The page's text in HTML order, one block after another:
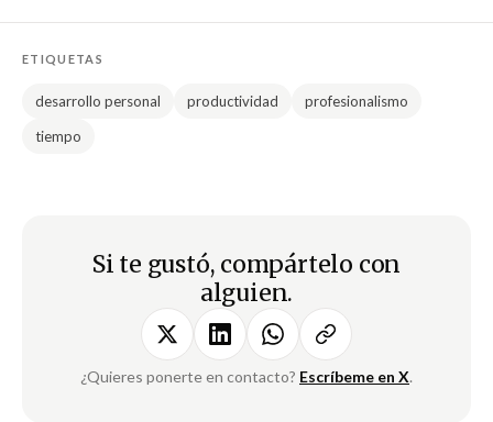
ETIQUETAS
desarrollo personal productividad
profesionalismo
tiempo
Si te gustó, compártelo con
alguien.
¿Quieres ponerte en contacto? Escríbeme en X.